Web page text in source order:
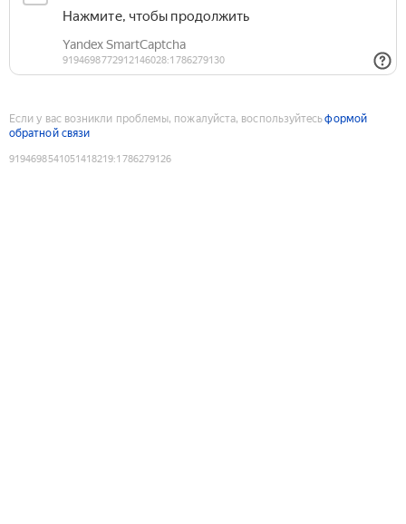
Если у вас возникли проблемы, пожалуйста, воспользуйтесьформой
обратной связи
9194698541051418219:1786279126